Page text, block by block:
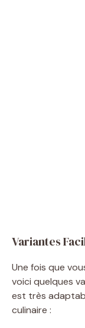
Variantes
Une fois que
voici quelques
est très
culinaire :